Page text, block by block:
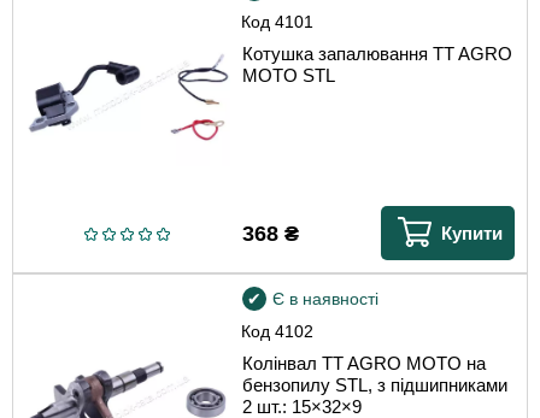
Код4101
Котушка запалювання TT AGRO
MOTO STL
368₴ Купити
Код4102
Є в наявності
Колінвал TT AGRO MOTO на
бензопилу STL, з підшипниками
2 шт.: 15×32×9